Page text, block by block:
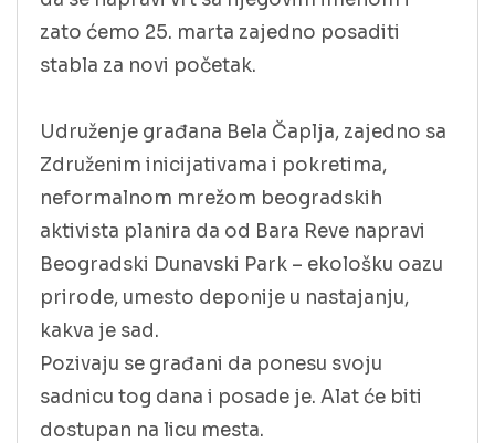
zato ćemo 25. marta zajedno posaditi
stabla za novi početak.
Udruženje građana Bela Čaplja, zajedno sa
Združenim inicijativama i pokretima,
neformalnom mrežom beogradskih
aktivista planira da od Bara Reve napravi
Beogradski Dunavski Park – ekološku oazu
prirode, umesto deponije u nastajanju,
kakva je sad.
Pozivaju se građani da ponesu svoju
sadnicu tog dana i posade je. Alat će biti
dostupan na licu mesta.